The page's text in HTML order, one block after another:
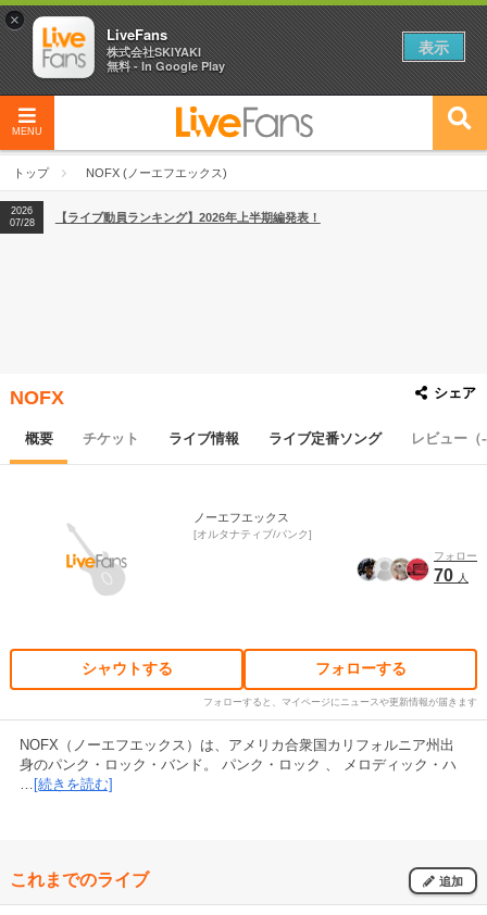
MENU
トップ NOFX (ノーエフエックス)
04/27
【フェス特集2026】フェス情報はここから！
2026
07/28
2026
【フェス特集2026】フェス情報はここから！
2026
07/28
【ライブ動員ランキング】2026年上半期編発表！
NOFX シェア
概要 チケット ライブ情報 ライブ定番ソング レビュー（
ノーエフエックス
オルタナティブ/パンク
フォロー
70 人
シャウトする フォローする
フォローすると、マイページにニュースや更新情報が届きます
NOFX（ノーエフエックス）は、アメリカ合衆国カリフォルニア州出
身のパンク・ロック・バンド。 パンク・ロック 、 メロディック・ハ
… [続きを読む]
これまでのライブ 追加
×
LiveFans
株式会社SKIYAKI
無料 - In Google Play
表示